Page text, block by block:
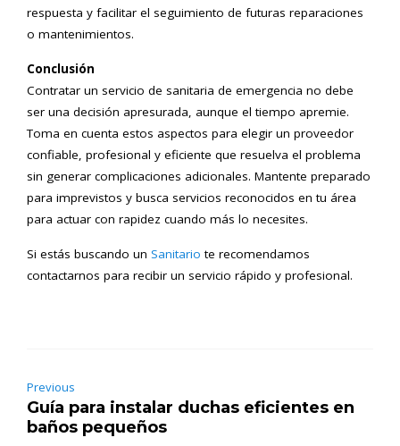
respuesta y facilitar el seguimiento de futuras reparaciones
o mantenimientos.
Conclusión
Contratar un servicio de sanitaria de emergencia no debe
ser una decisión apresurada, aunque el tiempo apremie.
Toma en cuenta estos aspectos para elegir un proveedor
confiable, profesional y eficiente que resuelva el problema
sin generar complicaciones adicionales. Mantente preparado
para imprevistos y busca servicios reconocidos en tu área
para actuar con rapidez cuando más lo necesites.
Si estás buscando un Sanitario te recomendamos
contactarnos para recibir un servicio rápido y profesional.
Previous
Guía para instalar duchas eficientes en
baños pequeños